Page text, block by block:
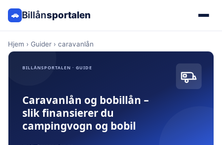
🚗 Billånsportalen
Hjem › Guider › caravanlån